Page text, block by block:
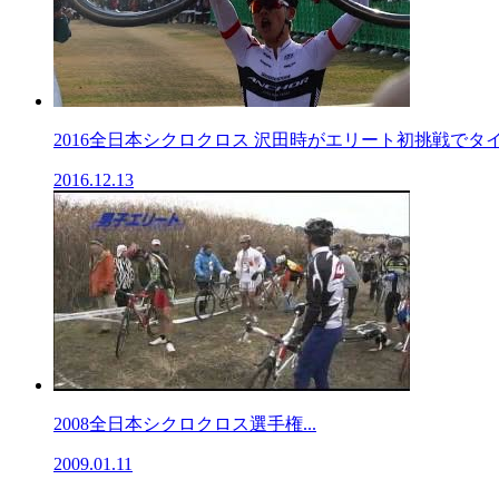
2016全日本シクロクロス 沢田時がエリート初挑戦でタ
2016.12.13
2008全日本シクロクロス選手権...
2009.01.11